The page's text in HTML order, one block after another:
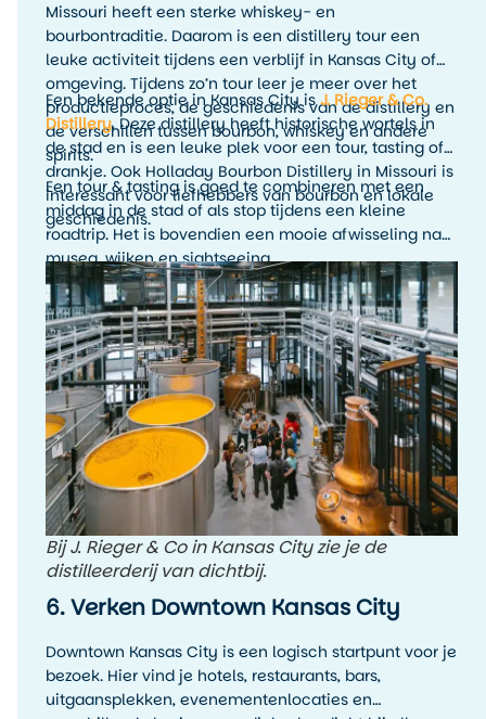
Missouri heeft een sterke whiskey- en
bourbontraditie. Daarom is een distillery tour een
leuke activiteit tijdens een verblijf in Kansas City of
omgeving. Tijdens zo’n tour leer je meer over het
productieproces, de geschiedenis van de distillery en
de verschillen tussen bourbon, whiskey en andere
spirits.
Een bekende optie in Kansas City isJ. Rieger & Co.
Distillery. Deze distillery heeft historische wortels in
de stad en is een leuke plek voor een tour, tasting of
drankje. Ook Holladay Bourbon Distillery in Missouri is
interessant voor liefhebbers van bourbon en lokale
geschiedenis.
Een tour & tasting is goed te combineren met een
middag in de stad of als stop tijdens een kleine
roadtrip. Het is bovendien een mooie afwisseling na
musea, wijken en sightseeing.
Bij J. Rieger & Co in Kansas City zie je de
distilleerderij van dichtbij.
6. Verken Downtown Kansas City
Downtown Kansas City is een logisch startpunt voor je
bezoek. Hier vind je hotels, restaurants, bars,
uitgaansplekken, evenementenlocaties en